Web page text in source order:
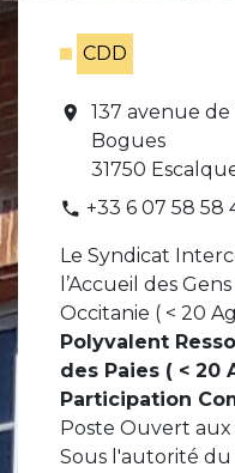
CDD
location_on
137 avenue
Bogues
31750
phone +33 6 07 58 58
Le Syndicat
l’Accueil des
Occitanie ( < 20
Polyvalent
des Paies ( < 20
Participation
Poste Ouvert aux
Sous l'autorité du